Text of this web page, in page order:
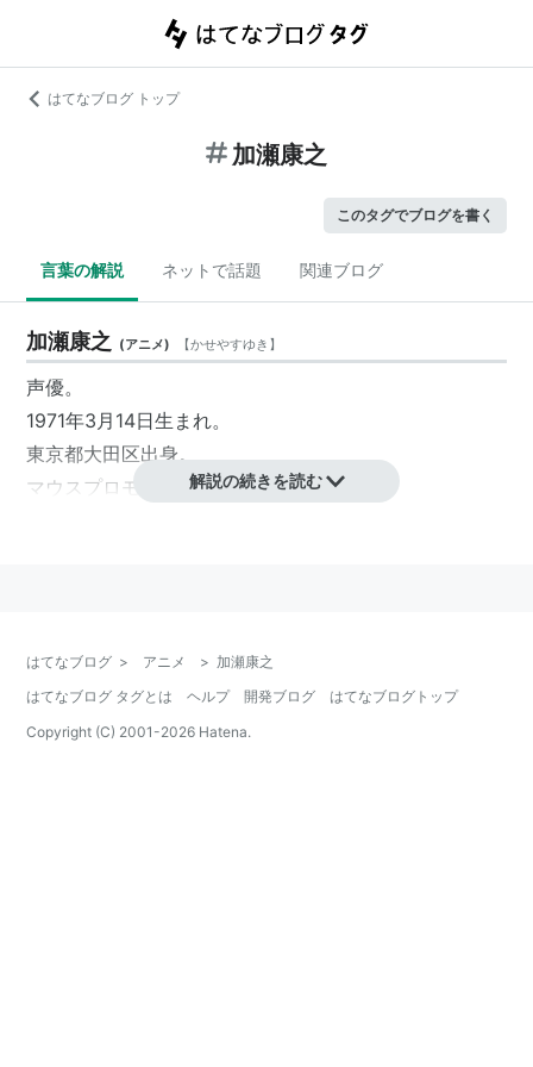
はてなブログ トップ
加瀬康之
このタグでブログを書く
言葉の解説 ネットで話題 関連ブログ
加瀬康之 (アニメ) 【かせやすゆき 】
声優。
1971年3月14日生まれ。
東京都大田区出身。
マウスプロモーション→大沢事務所
解説の続きを読む
はてなブログ > アニメ > 加瀬康之
はてなブログ タグとは
ヘルプ 開発ブログ
はてなブログトップ
Copyright (C) 2001-2026 Hatena.